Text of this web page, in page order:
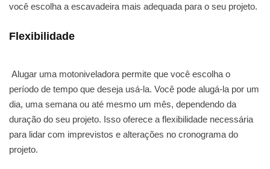
você escolha a escavadeira mais adequada para o seu projeto.
Flexibilidade
Alugar uma motoniveladora permite que você escolha o
período de tempo que deseja usá-la. Você pode alugá-la por um
dia, uma semana ou até mesmo um mês, dependendo da
duração do seu projeto. Isso oferece a flexibilidade necessária
para lidar com imprevistos e alterações no cronograma do
projeto.